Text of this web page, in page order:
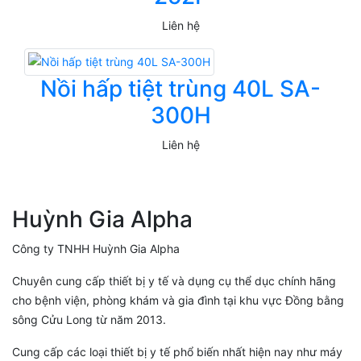
Liên hệ
Nồi hấp tiệt trùng 40L SA-
300H
Liên hệ
Huỳnh Gia Alpha
Công ty TNHH Huỳnh Gia Alpha
Chuyên cung cấp thiết bị y tế và dụng cụ thể dục chính hãng
cho bệnh viện, phòng khám và gia đình tại khu vực Đồng bằng
sông Cửu Long từ năm 2013.
Cung cấp các loại thiết bị y tế phổ biến nhất hiện nay như máy